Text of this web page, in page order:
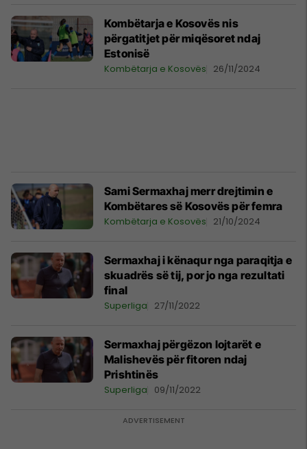
Kombëtarja e Kosovës nis
përgatitjet për miqësoret ndaj
Estonisë
Kombëtarja e Kosovës 26/11/2024
Sami Sermaxhaj merr drejtimin e
Kombëtares së Kosovës për femra
Kombëtarja e Kosovës 21/10/2024
Sermaxhaj i kënaqur nga paraqitja e
skuadrës së tij, por jo nga rezultati
final
Superliga 27/11/2022
Sermaxhaj përgëzon lojtarët e
Malishevës për fitoren ndaj
Prishtinës
Superliga 09/11/2022